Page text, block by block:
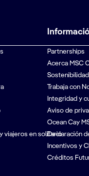
viajeros en solitario
Partnerships
Acerca MSC
Sostenibilidad
Trabaja con
Integridad y
Aviso de
Ocean Cay
Declaración
Incentivos y
Créditos